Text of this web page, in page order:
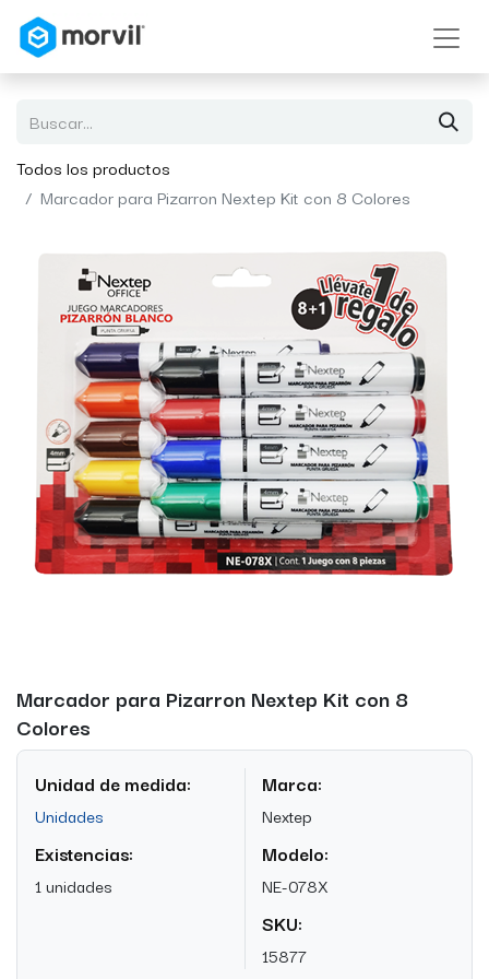
Todos los productos
Marcador para Pizarron Nextep Kit con 8 Colores
Marcador para Pizarron Nextep Kit con 8
Colores
Unidad de medida:
Unidades
Existencias:
1 unidades
Marca:
Nextep
Modelo:
NE-078X
SKU:
15877